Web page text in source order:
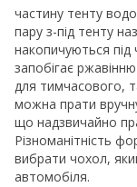
частину тенту
пару з-під тенту
накопичуються
запобігає
для тимчасового,
можна прати
що надзвичайно
Різноманітність
вибрати чохол,
автомобіля.